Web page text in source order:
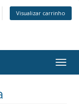
Visualizar carrinho